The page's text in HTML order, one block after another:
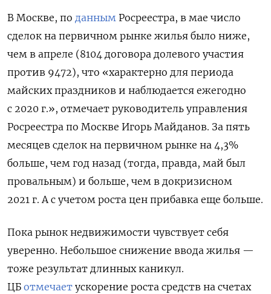
В Москве, по данным Росреестра, в мае число
сделок на первичном рынке жилья было ниже,
чем в апреле (8104 договора долевого участия
против 9472), что «характерно для периода
майских праздников и наблюдается ежегодно
с 2020 г.», отмечает руководитель управления
Росреестра по Москве Игорь Майданов. За пять
месяцев сделок на первичном рынке на 4,3%
больше, чем год назад (тогда, правда, май был
провальным) и больше, чем в докризисном
2021 г. А с учетом роста цен прибавка еще больше.
Пока рынок недвижимости чувствует себя
уверенно. Небольшое снижение ввода жилья —
тоже результат длинных каникул.
ЦБ отмечает ускорение роста средств на счетах